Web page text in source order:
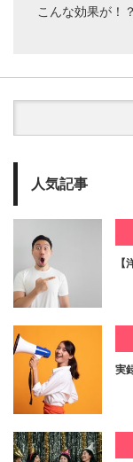
こんな効果が！
人気記事
実